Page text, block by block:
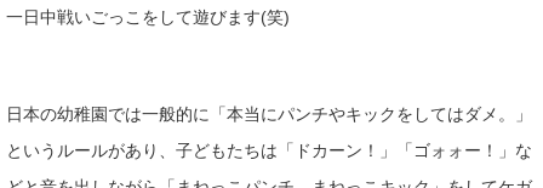
一日中戦いごっこをして遊びます(笑)
日本の幼稚園では一般的に「本当にパンチやキックをしてはダメ。」
というルールがあり、子どもたちは「ドカーン！」「ゴォォー！」な